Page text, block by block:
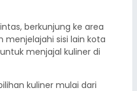
berkunjung ke area
menjelajahi sisi lain kota
menjajal kuliner di
kuliner mulai dari